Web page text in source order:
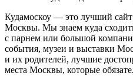
Кудамоскоу — это лучший
Москвы. Мы знаем куда
с парнем или большой
события, музеи и выставки
и их родителей, лучшие
места Москвы, которые